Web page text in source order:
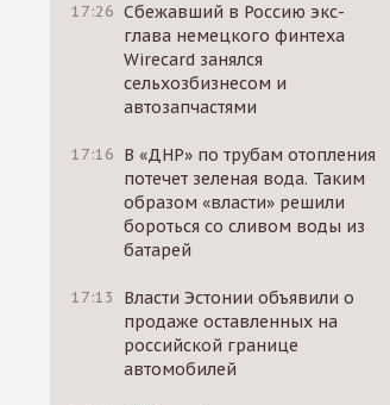
17:26 Сбежавший в Россию экс-
глава немецкого финтеха
Wirecard занялся
сельхозбизнесом и
автозапчастями
17:16 В «ДНР» по трубам отопления
потечет зеленая вода. Таким
образом «власти» решили
бороться со сливом воды из
батарей
17:13
Власти Эстонии объявили о
продаже оставленных на
российской границе
автомобилей